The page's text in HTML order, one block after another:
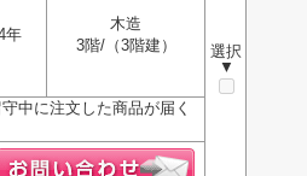
選択
▼
年
木造
3階/（3階建）
中に注文した商品が届く